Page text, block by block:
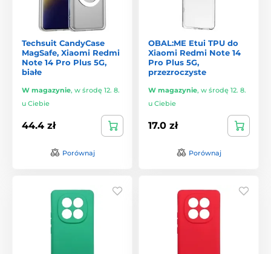
Techsuit CandyCase
MagSafe, Xiaomi Redmi
Note 14 Pro Plus 5G,
białe
W magazynie, w środę 12. 8.
u Ciebie
44.4 zł
Porównaj
OBAL:ME Etui TPU do
Xiaomi Redmi Note 14
Pro Plus 5G,
przezroczyste
W magazynie, w środę 12. 8.
u Ciebie
17.0 zł
Porównaj